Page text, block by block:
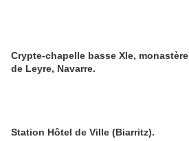
Crypte-chapelle basse XIe, monastère
de Leyre, Navarre.
Station Hôtel de Ville (Biarritz).